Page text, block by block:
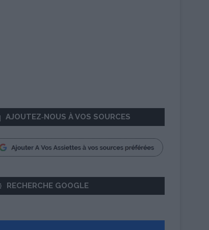
AJOUTEZ‑NOUS À VOS SOURCES
RECHERCHE GOOGLE